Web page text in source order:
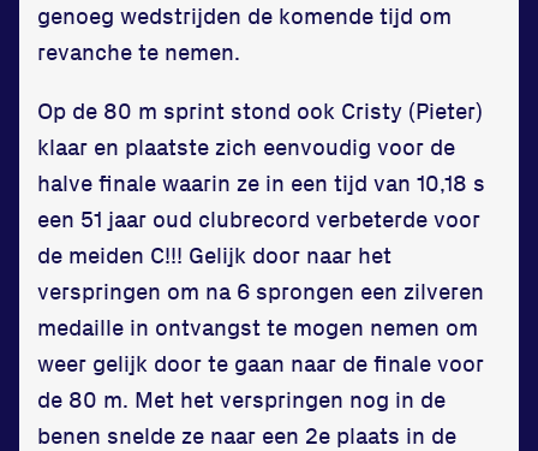
Disclaimer
Huisregels
genoeg wedstrijden de komende tijd om
revanche te nemen.
Op de 80 m sprint stond ook Cristy (Pieter)
klaar en plaatste zich eenvoudig voor de
halve finale waarin ze in een tijd van 10,18 s
een 51 jaar oud clubrecord verbeterde voor
de meiden C!!! Gelijk door naar het
verspringen om na 6 sprongen een zilveren
medaille in ontvangst te mogen nemen om
weer gelijk door te gaan naar de finale voor
de 80 m. Met het verspringen nog in de
benen snelde ze naar een 2e plaats in de